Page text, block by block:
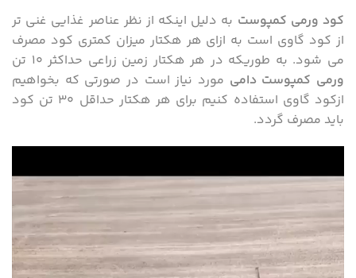
کود ورمی کمپوست به دلیل اینکه از نظر عناصر غذایی غنی تر
از کود گاوی است به ازای هر هکتار میزان کمتری کود مصرف
می شود. به طوریکه در هر هکتار زمین زراعی حداکثر ۱۰ تن
ورمی کمپوست دامی مورد نیاز است در صورتی که بخواهیم
ازکود گاوی استفاده کنیم برای هر هکتار حداقل ۳۰ تن کود
باید مصرف گردد.
ویدیو